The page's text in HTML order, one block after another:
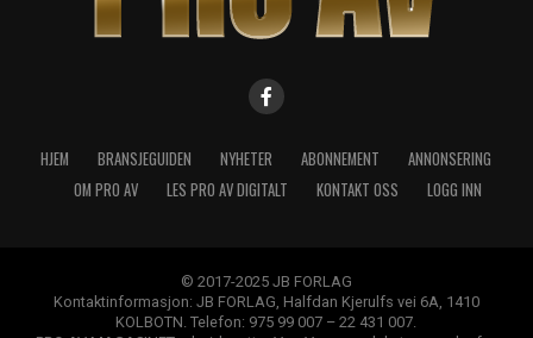
HJEM BRANSJEGUIDEN NYHETER ABONNEMENT
ANNONSERING
OM PRO AV
LES PRO AV DIGITALT KONTAKT OSS LOGG INN
© 2017-2025 JB FORLAG
Kontaktinformasjon: JB FORLAG, Halfdan Kjerulfs vei 6A, 1410
KOLBOTN. Telefon: 975 99 007 – 22 431 007.